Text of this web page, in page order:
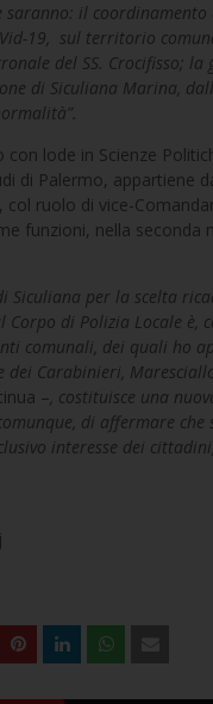
il
19,
sul territorio
del SS. Crocifisso;
di Siculiana Marina,
lode in Scienze
di Palermo, appartiene
ruolo di vice-
funzioni, nella seconda
Siculiana per la scelta
di Polizia Locale è,
comunali, dei quali ho
Carabinieri,
– costituisce una
di affermare
interesse dei